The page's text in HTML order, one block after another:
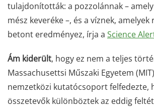
tulajdonították: a pozzolánnak –
mész keveréke –, és a víznek, amelyek
betont eredményez, írja a Science
Ám kiderült, hogy ez nem a teljes
Massachusettsi Műszaki Egyetem
nemzetközi kutatócsoport felfedezte,
összetevők különböztek az eddig